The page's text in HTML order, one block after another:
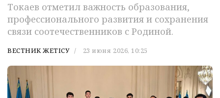
Токаев отметил важность образования,
профессионального развития и сохранения
связи соотечественников с Родиной.
ВЕСТНИК ЖЕТІСУ 23 июня 2026, 10:25